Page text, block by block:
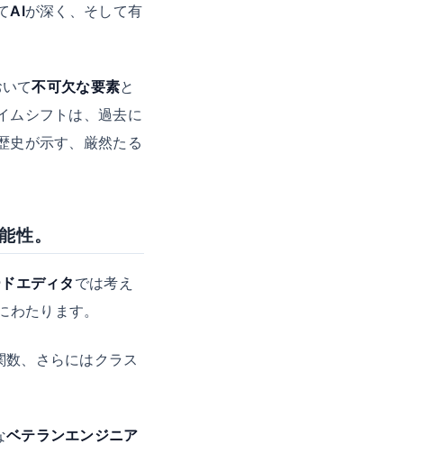
AIが深く、そして有
て不可欠な要素と
ムシフトは、過去に
史が示す、厳然たる
性。
エディタ では考え
たります。
、さらにはクラス
ベテランエンジニア